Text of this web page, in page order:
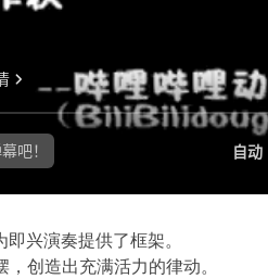
兴演奏提供了框架。
创造出充满活力的律动。